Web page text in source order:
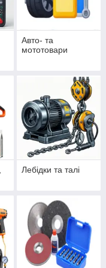
Авто- та
мототовари
Лебідки та талі